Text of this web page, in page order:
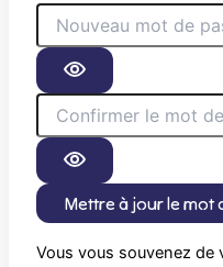
Mettre à jour le mot
Vous vous souvenez de